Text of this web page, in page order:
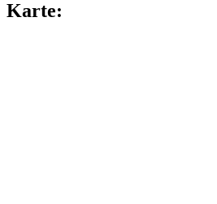
Karte: